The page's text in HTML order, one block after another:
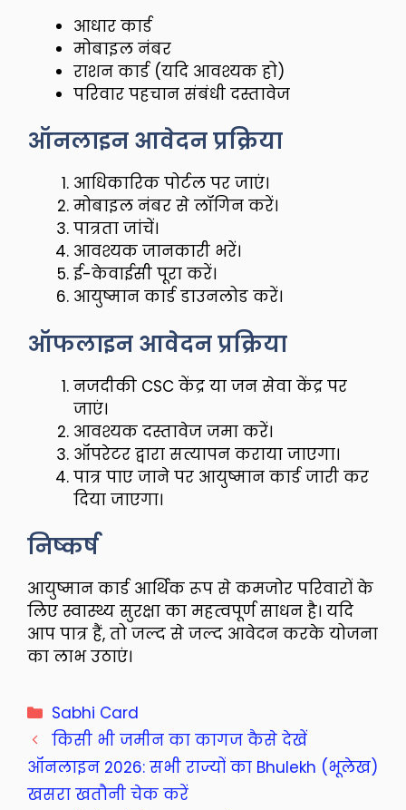
आधार कार्ड
मोबाइल नंबर
राशन कार्ड (यदि आवश्यक हो)
परिवार पहचान संबंधी दस्तावेज
ऑनलाइन आवेदन प्रक्रिया
आधिकारिक पोर्टल पर जाएं।
मोबाइल नंबर से लॉगिन करें।
पात्रता जांचें।
आवश्यक जानकारी भरें।
ई-केवाईसी पूरा करें।
आयुष्मान कार्ड डाउनलोड करें।
ऑफलाइन आवेदन प्रक्रिया
नजदीकी CSC केंद्र या जन सेवा केंद्र पर
जाएं।
आवश्यक दस्तावेज जमा करें।
ऑपरेटर द्वारा सत्यापन कराया जाएगा।
पात्र पाए जाने पर आयुष्मान कार्ड जारी कर
दिया जाएगा।
निष्कर्ष
आयुष्मान कार्ड आर्थिक रूप से कमजोर परिवारों के
लिए स्वास्थ्य सुरक्षा का महत्वपूर्ण साधन है। यदि
आप पात्र हैं, तो जल्द से जल्द आवेदन करके योजना
का लाभ उठाएं।
Categories
Sabhi Card
किसी भी जमीन का कागज कैसे देखें
ऑनलाइन 2026: सभी राज्यों का Bhulekh (भूलेख)
खसरा खतौनी चेक करें